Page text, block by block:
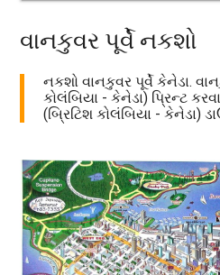
વાનકુવર પૂર્વે નકશો
નકશો વાનકુવર પૂર્વે કેનેડા.
કોલંબિયા - કેનેડા) પ્રિન્ટ
(બ્રિટિશ કોલંબિયા - કેનેડા)